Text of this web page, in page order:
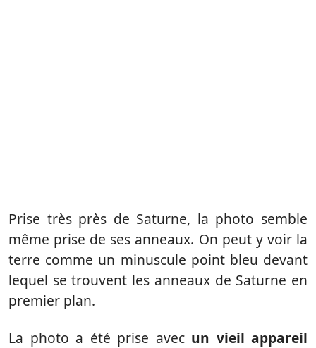
Prise très près de Saturne, la photo semble
même prise de ses anneaux. On peut y voir la
terre comme un minuscule point bleu devant
lequel se trouvent les anneaux de Saturne en
premier plan.
La photo a été prise avec un vieil appareil